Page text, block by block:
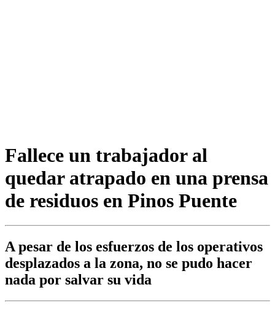
Fallece un trabajador al
quedar atrapado en una prensa
de residuos en Pinos Puente
A pesar de los esfuerzos de los operativos
desplazados a la zona, no se pudo hacer
nada por salvar su vida